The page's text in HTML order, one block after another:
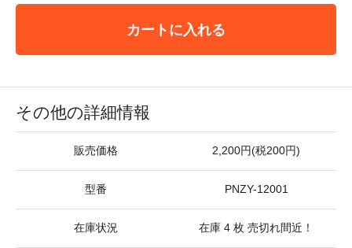
カートに入れる
その他の詳細情報
販売価格 2,200円(税200円)
型番 PNZY-12001
在庫状況 在庫 4 枚 売切れ間近！